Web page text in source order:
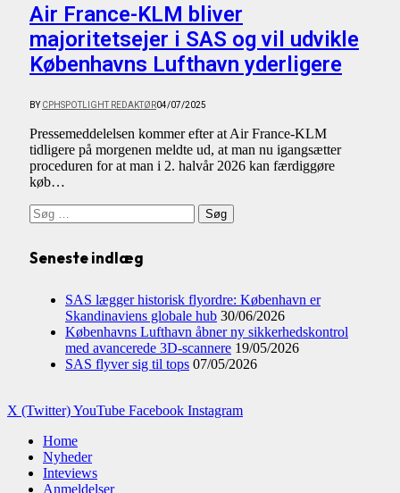
Air France-KLM bliver
majoritetsejer i SAS og vil udvikle
Københavns Lufthavn yderligere
BY CPHSPOTLIGHT REDAKTØR04/07/2025
Pressemeddelelsen kommer efter at Air France-KLM
tidligere på morgenen meldte ud, at man nu igangsætter
proceduren for at man i 2. halvår 2026 kan færdiggøre
køb…
Søg
efter:
Seneste indlæg
SAS lægger historisk flyordre: København er
Skandinaviens globale hub 30/06/2026
Københavns Lufthavn åbner ny sikkerhedskontrol
med avancerede 3D-scannere 19/05/2026
SAS flyver sig til tops 07/05/2026
X (Twitter)YouTube Facebook Instagram
Home
Nyheder
Inteviews
Anmeldelser